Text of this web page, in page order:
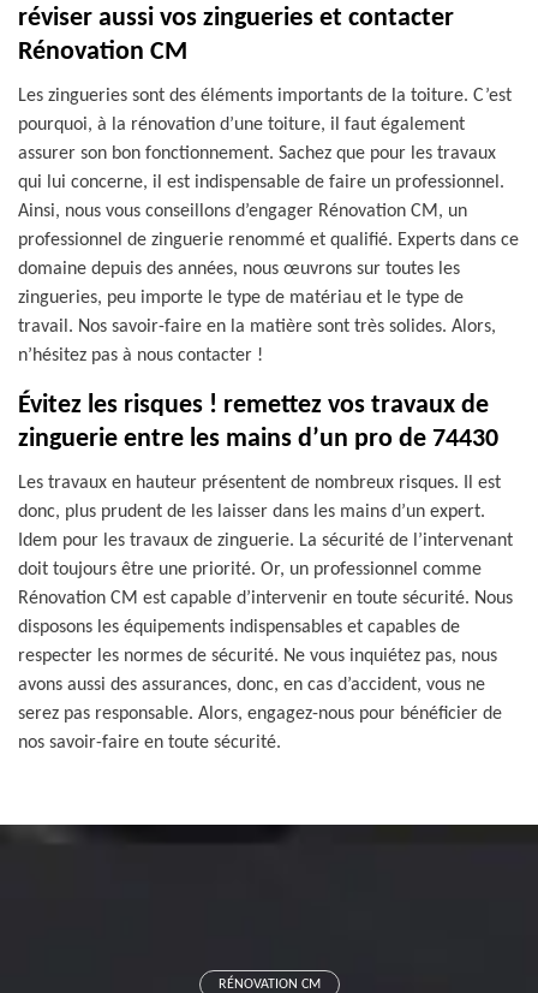
réviser aussi vos zingueries et contacter
Rénovation CM
Les zingueries sont des éléments importants de la toiture. C’est
pourquoi, à la rénovation d’une toiture, il faut également
assurer son bon fonctionnement. Sachez que pour les travaux
qui lui concerne, il est indispensable de faire un professionnel.
Ainsi, nous vous conseillons d’engager Rénovation CM, un
professionnel de zinguerie renommé et qualifié. Experts dans ce
domaine depuis des années, nous œuvrons sur toutes les
zingueries, peu importe le type de matériau et le type de
travail. Nos savoir-faire en la matière sont très solides. Alors,
n’hésitez pas à nous contacter !
Évitez les risques ! remettez vos travaux de
zinguerie entre les mains d’un pro de 74430
Les travaux en hauteur présentent de nombreux risques. Il est
donc, plus prudent de les laisser dans les mains d’un expert.
Idem pour les travaux de zinguerie. La sécurité de l’intervenant
doit toujours être une priorité. Or, un professionnel comme
Rénovation CM est capable d’intervenir en toute sécurité. Nous
disposons les équipements indispensables et capables de
respecter les normes de sécurité. Ne vous inquiétez pas, nous
avons aussi des assurances, donc, en cas d’accident, vous ne
serez pas responsable. Alors, engagez-nous pour bénéficier de
nos savoir-faire en toute sécurité.
RÉNOVATION CM